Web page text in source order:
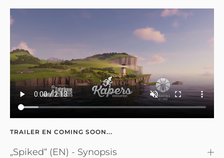
TRAILER EN COMING SOON...
„Spiked“ (EN) - Synopsis